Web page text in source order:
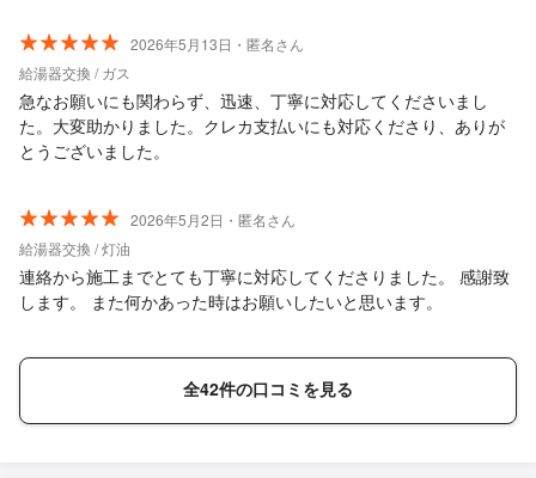
2026年5月13日・匿名さん
給湯器交換 / ガス
急なお願いにも関わらず、迅速、丁寧に対応してくださいまし
た。大変助かりました。クレカ支払いにも対応くださり、ありが
とうございました。
2026年5月2日・匿名さん
給湯器交換 / 灯油
連絡から施工までとても丁寧に対応してくださりました。 感謝致
します。 また何かあった時はお願いしたいと思います。
全42件の口コミを見る